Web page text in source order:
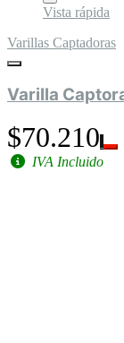
Vista rápida
Varillas Captadoras
Varilla
$70.210
IVA Incluido